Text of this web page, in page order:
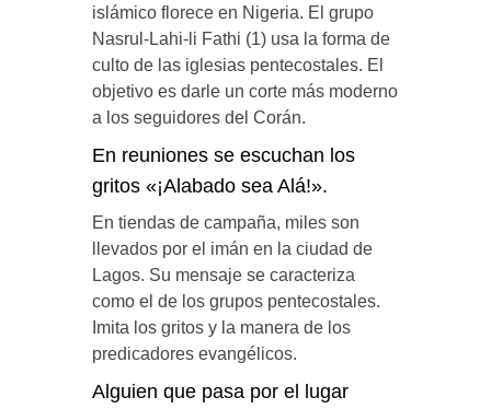
islámico florece en Nigeria. El grupo
Nasrul-Lahi-li Fathi (1) usa la forma de
culto de las iglesias pentecostales. El
objetivo es darle un corte más moderno
a los seguidores del Corán.
En reuniones se escuchan los
gritos «¡Alabado sea Alá!».
En tiendas de campaña, miles son
llevados por el imán en la ciudad de
Lagos. Su mensaje se caracteriza
como el de los grupos pentecostales.
Imita los gritos y la manera de los
predicadores evangélicos.
Alguien que pasa por el lugar